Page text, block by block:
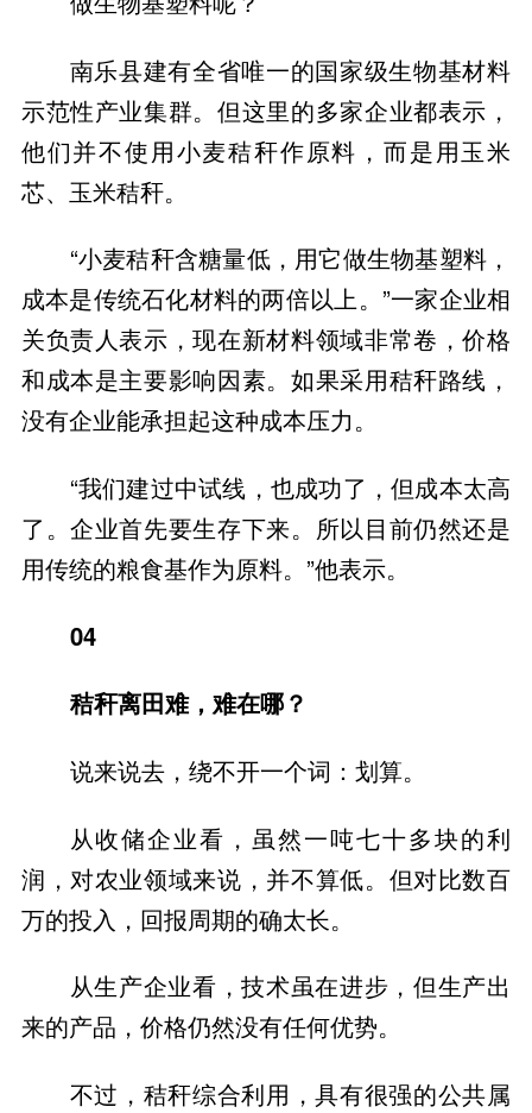
南乐县建有全省唯一的国家级生物基材料
示范性产业集群。但这里的多家企业都表示，
他们并不使用小麦秸秆作原料，而是用玉米
芯、玉米秸秆。
“小麦秸秆含糖量低，用它做生物基塑料，
成本是传统石化材料的两倍以上。”一家企业相
关负责人表示，现在新材料领域非常卷，价格
和成本是主要影响因素。如果采用秸秆路线，
没有企业能承担起这种成本压力。
“我们建过中试线，也成功了，但成本太高
了。企业首先要生存下来。所以目前仍然还是
用传统的粮食基作为原料。”他表示。
04
秸秆离田难，难在哪？
说来说去，绕不开一个词：划算。
从收储企业看，虽然一吨七十多块的利
润，对农业领域来说，并不算低。但对比数百
万的投入，回报周期的确太长。
从生产企业看，技术虽在进步，但生产出
来的产品，价格仍然没有任何优势。
不过，秸秆综合利用，具有很强的公共属